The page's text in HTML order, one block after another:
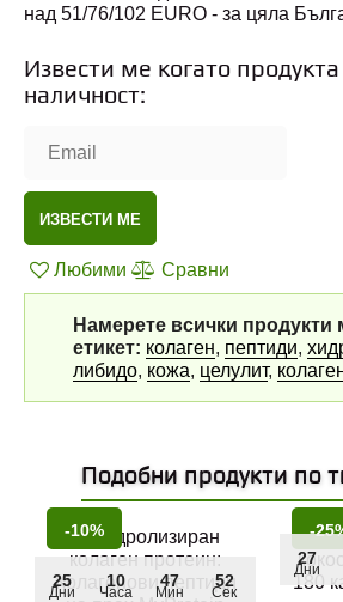
над 51/76/102 EURO - за цяла
Извести ме когато
наличност:
ИЗВЕСТИ МЕ
Любими Сравни
Намерете всички продукти
етикет: колаген, пептиди,
либидо, кожа, целулит,
Подобни продукти по
-10%
25
Дни
10
Часа
47
Мин
51
Сек
-
27
Дни